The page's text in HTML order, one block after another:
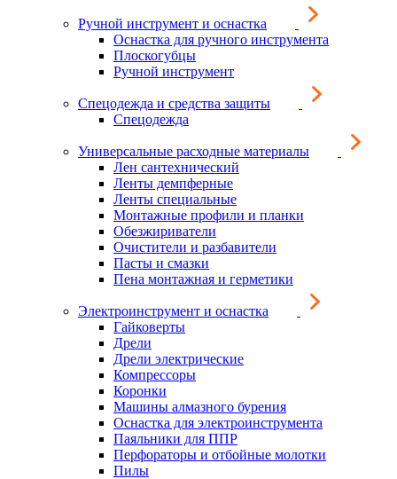
Ручной инструмент и оснастка
Оснастка для ручного инструмента
Плоскогубцы
Ручной инструмент
Спецодежда и средства защиты
Спецодежда
Универсальные расходные материалы
Лен сантехнический
Ленты демпферные
Ленты специальные
Монтажные профили и планки
Обезжириватели
Очистители и разбавители
Пасты и смазки
Пена монтажная и герметики
Электроинструмент и оснастка
Гайковерты
Дрели
Дрели электрические
Компрессоры
Коронки
Машины алмазного бурения
Оснастка для электроинструмента
Паяльники для ППР
Перфораторы и отбойные молотки
Пилы